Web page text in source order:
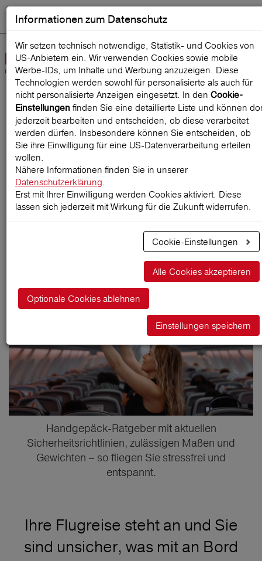
Suche starten
Startseite ReiseMagazin
Handgepäck-Regeln
2026: Das gilt für Maße,
Gewicht und Flüssigkeiten
29.06.2026
Handgepäck-Ratgeber mit aktuellen
Sicherheitsrichtlinien, zulässigen Maßen und
Gewichten – so fliegen Sie stressfrei und
entspannt.
Ihre Flugreise steht an und Sie
sind unsicher, was mit an Bord
Informationen zum Datenschutz
Wir setzen technisch notwendige, Statistik- und Cookies von
US-Anbietern ein. Wir verwenden Cookies sowie mobile
Werbe‑IDs, um Inhalte und Werbung anzuzeigen. Diese
Technologien werden sowohl für personalisierte als auch für
nicht personalisierte Anzeigen eingesetzt. In den Cookie-
Einstellungen finden Sie eine detaillierte Liste und können
jederzeit bearbeiten und entscheiden, ob diese verarbeitet
werden dürfen. Insbesondere können Sie entscheiden, ob
Sie ihre Einwilligung für eine US-Datenverarbeitung erteilen
wollen.
Nähere Informationen finden Sie in unserer
Datenschutzerklärung.
Erst mit Ihrer Einwilligung werden Cookies aktiviert. Diese
lassen sich jederzeit mit Wirkung für die Zukunft widerrufen.
Cookie-Einstellungen
Alle Cookies akzeptieren
Optionale Cookies ablehnen
Einstellungen speichern